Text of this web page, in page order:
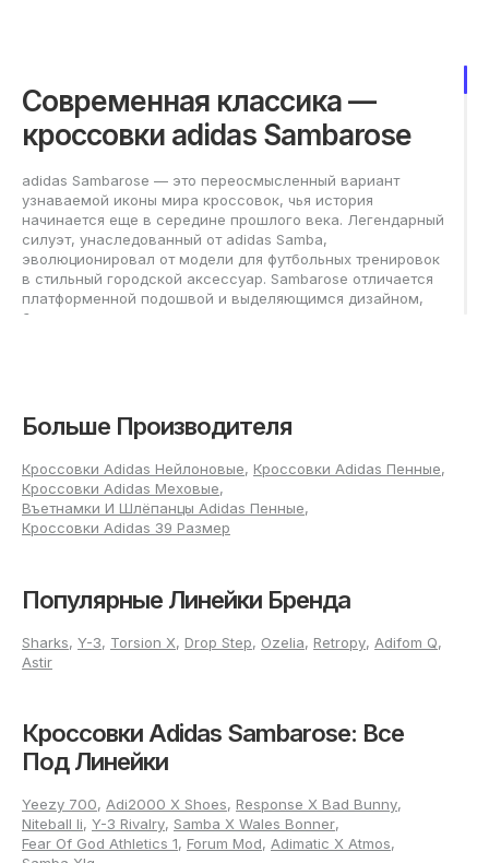
Современная классика —
кроссовки adidas Sambarose
adidas Sambarose — это переосмысленный вариант
узнаваемой иконы мира кроссовок, чья история
начинается еще в середине прошлого века. Легендарный
силуэт, унаследованный от adidas Samba,
эволюционировал от модели для футбольных тренировок
в стильный городской аксессуар. Sambarose отличается
платформенной подошвой и выделяющимся дизайном,
благодаря чему остается на пике популярности среди
Sambarose
Линейка Sambarose предлагает несколько изданий,
каждое из которых подойдет для своего случая.
adidas Sambarose Classic
легко вписывается в ежедневный гардероб. Подходит
для тех, кто предпочитает универсальную обувь для
рабочего дня.
Коллекционные релизы, такие как Sambarose Valentine,
отличаются оригинальными декоративными элементами
и эксклюзивными цветовыми решениями, например,
платформой розового оттенка и акцентными деталями.
Такие кроссовки выбирают, когда хочется подчеркнуть
индивидуальность и добавить в образ яркий акцент.
Больше Производителя
Кроссовки Adidas Нейлоновые, Кроссовки Adidas Пенные,
Кроссовки Adidas Меховые,
Въетнамки И Шлёпанцы Adidas Пенные,
Кроссовки Adidas 39 Размер
Популярные Линейки Бренда
Sharks, Y-3, Torsion X, Drop Step, Ozelia, Retropy, Adifom Q,
Astir
Кроссовки Adidas Sambarose: Все
Под Линейки
Yeezy 700, Adi2000 X Shoes, Response X Bad Bunny,
Niteball Ii, Y-3 Rivalry, Samba X Wales Bonner,
Fear Of God Athletics 1, Forum Mod, Adimatic X Atmos,